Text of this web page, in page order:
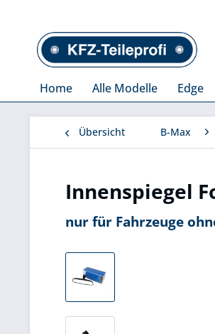
Home Alle Modelle Edge
Übersicht B-Max
Innenspiegel
nur für Fahrzeuge